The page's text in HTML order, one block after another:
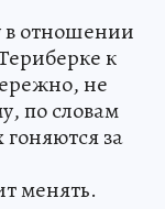
в отношении
к
не
по словам
за
менять.